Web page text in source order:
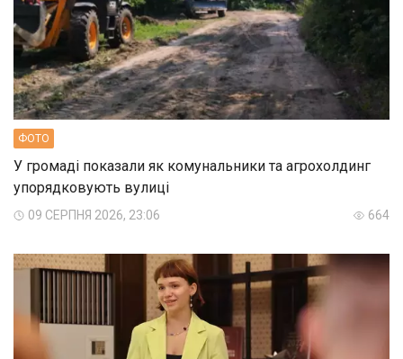
ФОТО
У громаді показали як комунальники та агрохолдинг
упорядковують вулиці
09 СЕРПНЯ 2026, 23:06 664